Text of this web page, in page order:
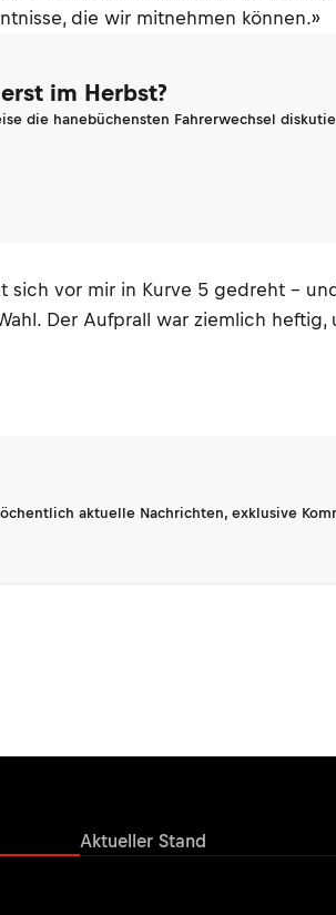
die wir mitnehmen können.»
im Herbst?
die hanebüchensten Fahrerwechsel
sich vor mir in Kurve 5 gedreht -
Der Aufprall war ziemlich
aktuelle Nachrichten, exklusive
Aktueller Stand